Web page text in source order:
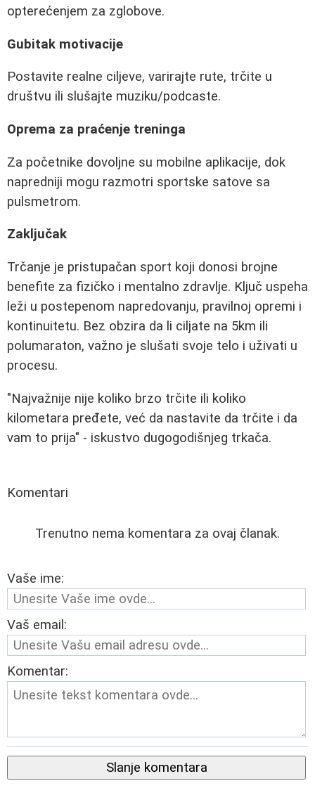
opterećenjem za zglobove.
Gubitak motivacije
Postavite realne ciljeve, varirajte rute, trčite u
društvu ili slušajte muziku/podcaste.
Oprema za praćenje treninga
Za početnike dovoljne su mobilne aplikacije, dok
napredniji mogu razmotri sportske satove sa
pulsmetrom.
Zaključak
Trčanje je pristupačan sport koji donosi brojne
benefite za fizičko i mentalno zdravlje. Ključ uspeha
leži u postepenom napredovanju, pravilnoj opremi i
kontinuitetu. Bez obzira da li ciljate na 5km ili
polumaraton, važno je slušati svoje telo i uživati u
procesu.
"Najvažnije nije koliko brzo trčite ili koliko
kilometara pređete, već da nastavite da trčite i da
vam to prija" - iskustvo dugogodišnjeg trkača.
Komentari
Trenutno nema komentara za ovaj članak.
Vaše ime:
Vaš email:
Komentar:
Slanje komentara